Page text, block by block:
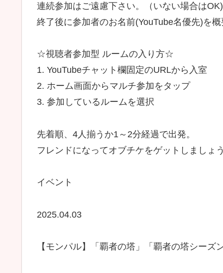
連続参加はご遠慮下さい。（いない場合はOK)
終了後に参加者のお名前(YouTube名優先)を
☆視聴者参加型 ルームの入り方☆
1. YouTubeチャット欄固定のURLから入室
2. ホーム画面からマルチ参加をタップ
3. 参加しているルームを選択
先着順、4人揃うか1～2分経過で出発。
フレンドになってオブチケをゲットしましょ
イベント
2025.04.03
【モンパル】「覇者の塔」「覇者の塔シー